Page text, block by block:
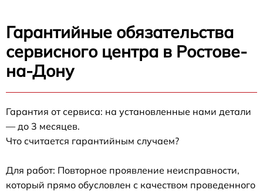
Гарантийные обязательства
сервисного центра в Ростове-
на-Дону
Гарантия от сервиса: на установленные нами детали
— до 3 месяцев.
Что считается гарантийным случаем?
Для работ: Повторное проявление неисправности,
который прямо обусловлен с качеством проведенного